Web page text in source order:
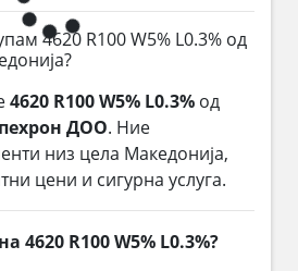
4620 R100 W5% L0.3% од
4620 R100 W5% L0.3% од
ДОО. Ние
низ цела Македонија,
цени и сигурна услуга.
4620 R100 W5% L0.3%?